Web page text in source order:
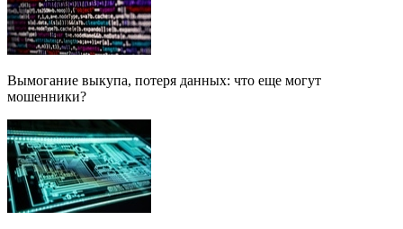
Вымогание выкупа, потеря данных: что еще могут
мошенники?